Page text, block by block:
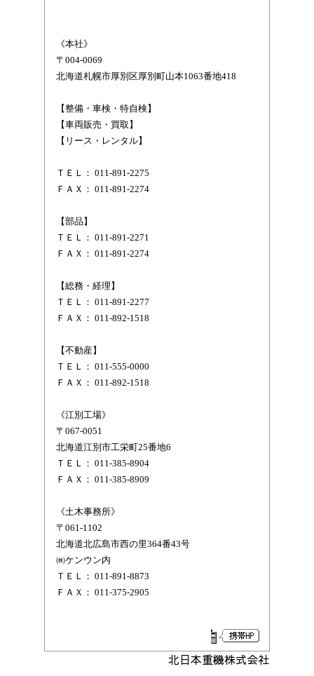
《本社》
〒004-0069
北海道札幌市厚別区厚別町山本1063番地418
【整備・車検・特自検】
【車両販売・買取】
【リース・レンタル】
ＴＥＬ： 011-891-2275
ＦＡＸ： 011-891-2274
【部品】
ＴＥＬ： 011-891-2271
ＦＡＸ： 011-891-2274
【総務・経理】
ＴＥＬ： 011-891-2277
ＦＡＸ： 011-892-1518
【不動産】
ＴＥＬ： 011-555-0000
ＦＡＸ： 011-892-1518
《江別工場》
〒067-0051
北海道江別市工栄町25番地6
ＴＥＬ： 011-385-8904
ＦＡＸ： 011-385-8909
《土木事務所》
〒061-1102
北海道北広島市西の里364番43号
㈱ケンウン内
ＴＥＬ： 011-891-8873
ＦＡＸ： 011-375-2905
北日本重機株式会社